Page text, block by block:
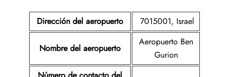
Dirección del aeropuerto 7015001, Israel
Nombre del aeropuerto
Aeropuerto Ben
Gurion